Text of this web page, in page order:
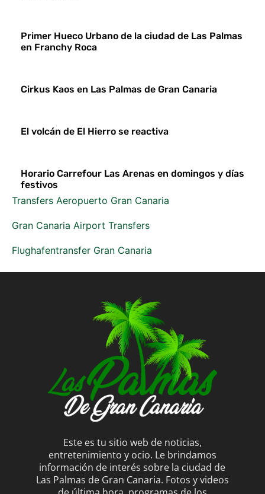
Primer Hueco Urbano de la ciudad de Las Palmas
en Franchy Roca
Cirkus Kaos en Las Palmas de Gran Canaria
El volcán de El Hierro se reactiva
Horario Carrefour Las Arenas en domingos y días
festivos
Transfers Aeropuerto Gran Canaria
Gran Canaria Airport Transfers
Flughafentransfer Gran Canaria
Este es tu sitio web de noticias,
entretenimiento y ocio. Le brindamos
información de interés sobre la ciudad de
Las Palmas de Gran Canaria. Fotos y videos